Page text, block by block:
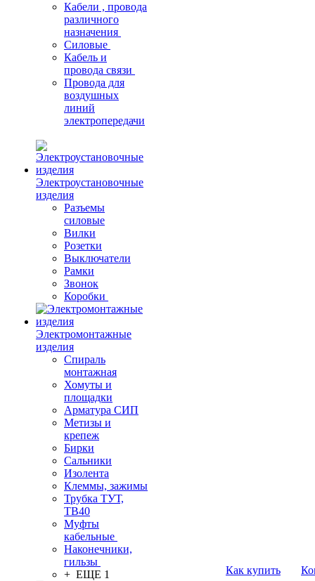
Кабели , провода
различного
назначения
Силовые
Кабель и
провода связи
Провода для
воздушных
линий
электропередачи
Электроустановочные
изделия
Разъемы
силовые
Вилки
Розетки
Выключатели
Рамки
Звонок
Коробки
Электромонтажные
изделия
Спираль
монтажная
Хомуты и
площадки
Арматура СИП
Метизы и
крепеж
Бирки
Сальники
Изолента
Клеммы, зажимы
Трубка ТУТ,
ТВ40
Муфты
кабельные
Наконечники,
гильзы
+ ЕЩЕ 1
Как купить